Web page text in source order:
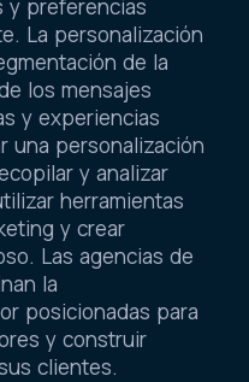
y preferencias
La personalización
de la
los mensajes
y experiencias
una personalización
y analizar
herramientas
y crear
Las agencias de
la
posicionadas para
y construir
clientes.